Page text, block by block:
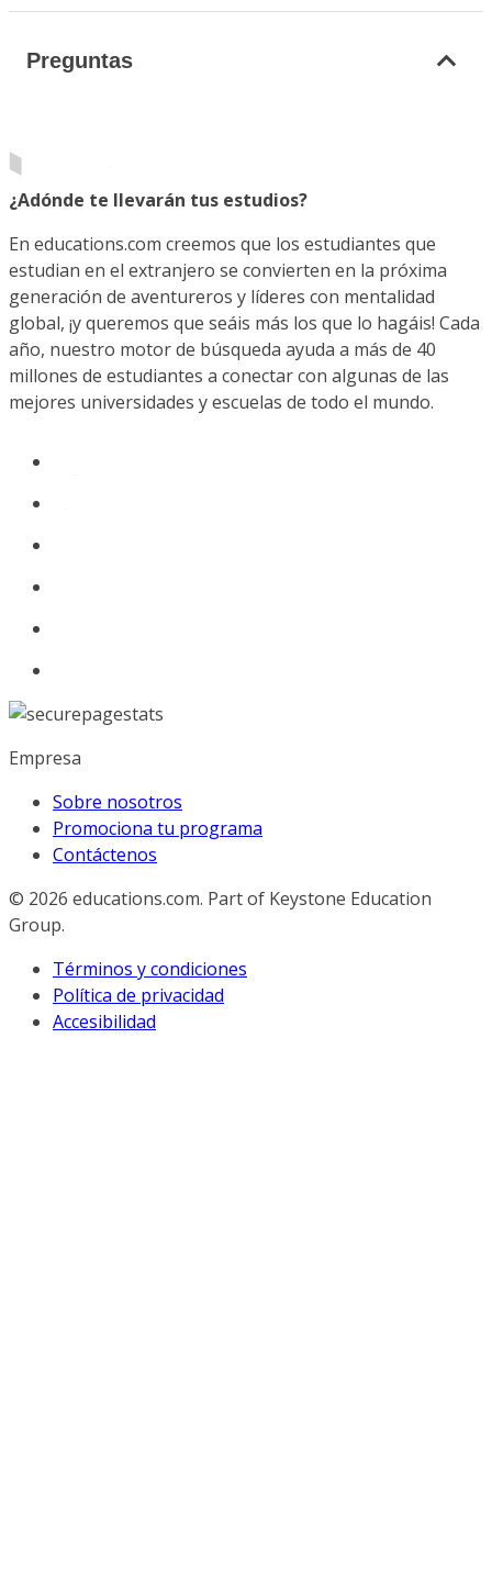
Preguntas
¿Adónde te llevarán tus estudios?
En educations.com creemos que los estudiantes que
estudian en el extranjero se convierten en la próxima
generación de aventureros y líderes con mentalidad
global, ¡y queremos que seáis más los que lo hagáis! Cada
año, nuestro motor de búsqueda ayuda a más de 40
millones de estudiantes a conectar con algunas de las
mejores universidades y escuelas de todo el mundo.
Empresa
Sobre nosotros
Promociona tu programa
Contáctenos
© 2026 educations.com. Part of Keystone Education
Group.
Términos y condiciones
Política de privacidad
Accesibilidad